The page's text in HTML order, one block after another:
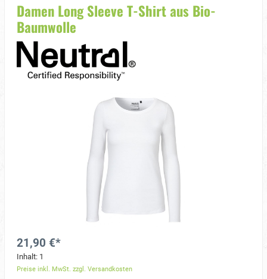
Damen Long Sleeve T-Shirt aus Bio-
Baumwolle
21,90 €*
Inhalt: 1
Preise inkl. MwSt. zzgl. Versandkosten